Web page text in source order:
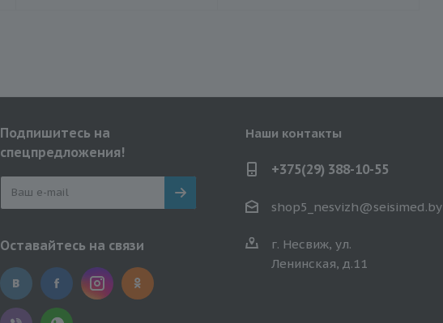
Подпишитесь на
спецпредложения!
Оставайтесь на связи
Наши контакты
+375(29) 388-10-55
shop5_nesvizh@seisimed.by
г. Несвиж, ул.
Ленинская, д.11